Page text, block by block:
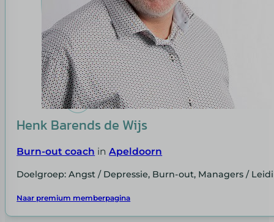
Henk Barends de Wijs
Burn-out coach inApeldoorn
Doelgroep: Angst / Depressie, Burn-out, Managers /
Naar premium memberpagina